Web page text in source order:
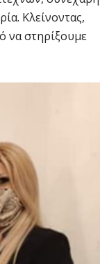
Κλείνοντας,
να στηρίξουμε